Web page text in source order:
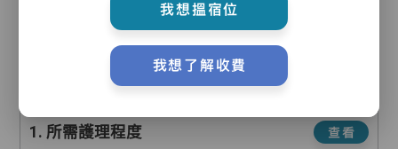
我們擁有全港各區完整的各類老人院名單，再配合我們社工及
安老服務主任的豐富經驗，加上中央電腦系統，可快速、精準地
為長者和照顧者篩選合適自己長者的護老院名單。
1. 所需護理程度 查看
我想搵宿位
我想了解收費